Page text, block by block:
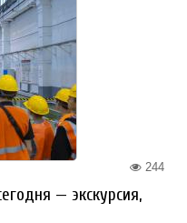
244
— экскурсия,